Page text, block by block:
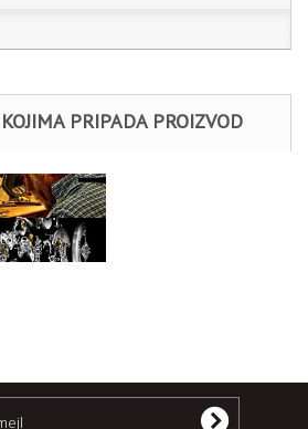
PRIPADA PROIZVOD